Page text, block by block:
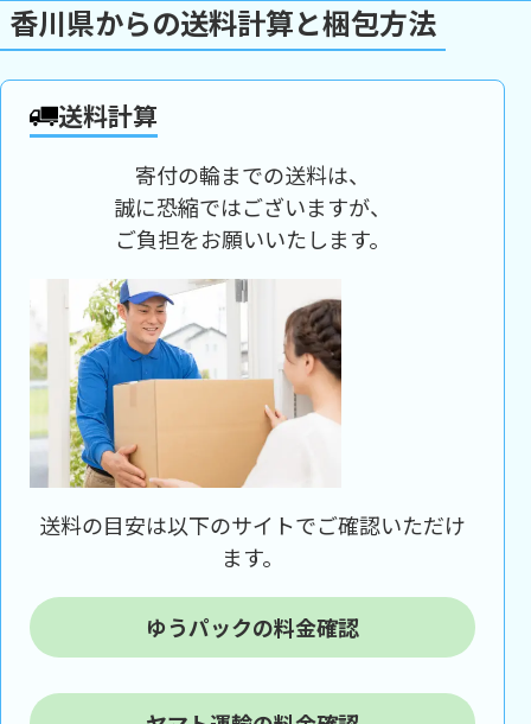
香川県からの送料計算と梱包方法
送料計算
寄付の輪までの送料は、
誠に恐縮ではございますが、
ご負担をお願いいたします。
送料の目安は以下のサイトでご確認いただけ
ます。
ゆうパックの料金確認